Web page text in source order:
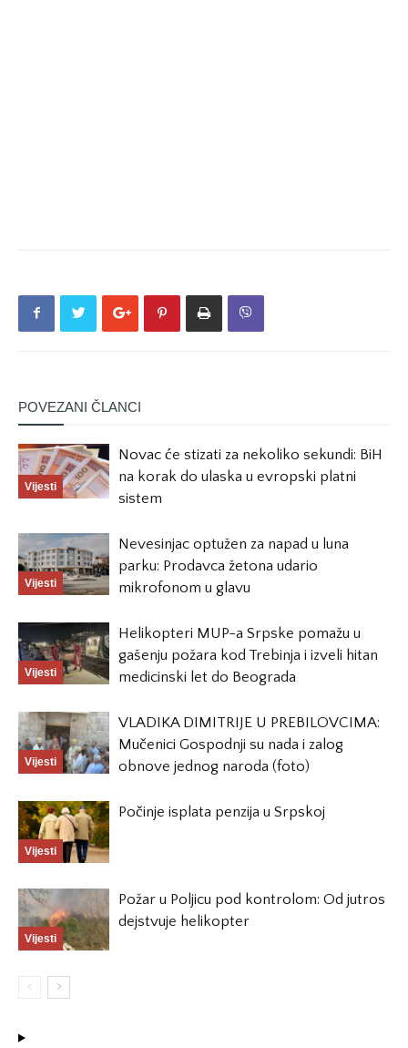
POVEZANI ČLANCI
Vijesti
Novac će stizati za nekoliko sekundi: BiH
na korak do ulaska u evropski platni
sistem
Vijesti
Nevesinjac optužen za napad u luna
parku: Prodavca žetona udario
mikrofonom u glavu
Vijesti
Helikopteri MUP-a Srpske pomažu u
gašenju požara kod Trebinja i izveli hitan
medicinski let do Beograda
Vijesti
VLADIKA DIMITRIJE U PREBILOVCIMA:
Mučenici Gospodnji su nada i zalog
obnove jednog naroda (foto)
Vijesti
Počinje isplata penzija u Srpskoj
Vijesti
Požar u Poljicu pod kontrolom: Od jutros
dejstvuje helikopter